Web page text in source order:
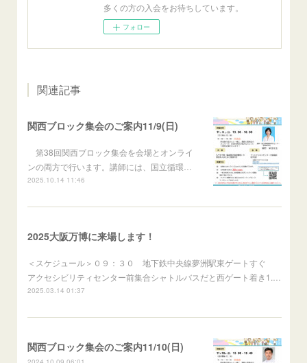
多くの方の入会をお待ちしています。
フォロー
関連記事
関西ブロック集会のご案内11/9(日)
第38回関西ブロック集会を会場とオンライ
ンの両方で行います。講師には、国立循環…
2025.10.14 11:46
2025大阪万博に来場します！
＜スケジュール＞０９：３０ 地下鉄中央線夢洲駅東ゲートすぐ
アクセシビリティセンター前集合シャトルバスだと西ゲート着き1.…
2025.03.14 01:37
関西ブロック集会のご案内11/10(日)